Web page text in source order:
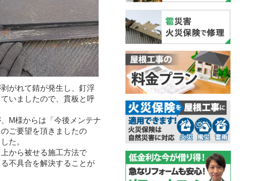
がれて錆が発生し、釘浮
いましたので、貫板と呼
M様からは「今後メンテナ
ご要望を頂きましたの
た。
から被せる施工方法で
不具合を解決することが